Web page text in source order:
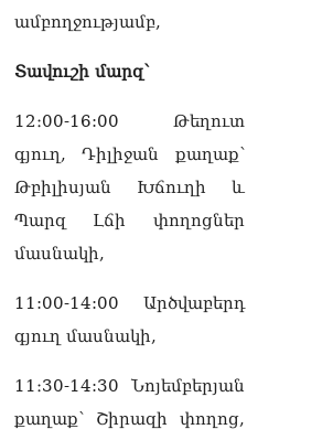
ամբողջությամբ,
Տավուշի մարզ՝
12։00-16:00 Թեղուտ
գյուղ, Դիլիջան քաղաք՝
Թբիլիսյան Խճուղի և
Պարզ Լճի փողոցներ
մասնակի,
11:00-14:00 Արծվաբերդ
գյուղ մասնակի,
11։30-14:30 Նոյեմբերյան
քաղաք՝ Շիրազի փողոց,